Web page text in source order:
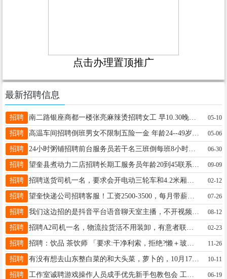
点击办理置顶推广
最新招聘信息
招聘 南二路银座商都一楼张亮麻辣烫招聘女工 早10.30晚10.30 下午4.30晚10.30 非诚勿扰 非诚勿扰谢谢 15184568206 05-10
招聘 05-06
招聘 24小时粥铺招聘前台服务员若干名三班倒每班8小时没有值班，同时招长夜班服务员5000，联系电话☎13555358887微信同步 06-30
招聘 09-09
招聘 02-12
招聘 望奎快递公司招聘客服！工资2500-3500，每月带薪休两天。男女不限，高中毕业，20-35周岁（如有经验，无年龄限制)。咨询16645628000 07-26
招聘 08-12
招聘 02-23
招聘 11-26
招聘 有没有想去山东整白菜的和大头菜，萝卜的，10月17号出发，有去的联系我，15945551970。 10-11
招聘 06-19